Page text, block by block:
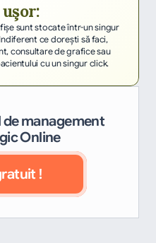
sunt stocate într-un singur
ce doreşti să faci,
consultare de grafice sau
cu un singur click.
management
Online
!